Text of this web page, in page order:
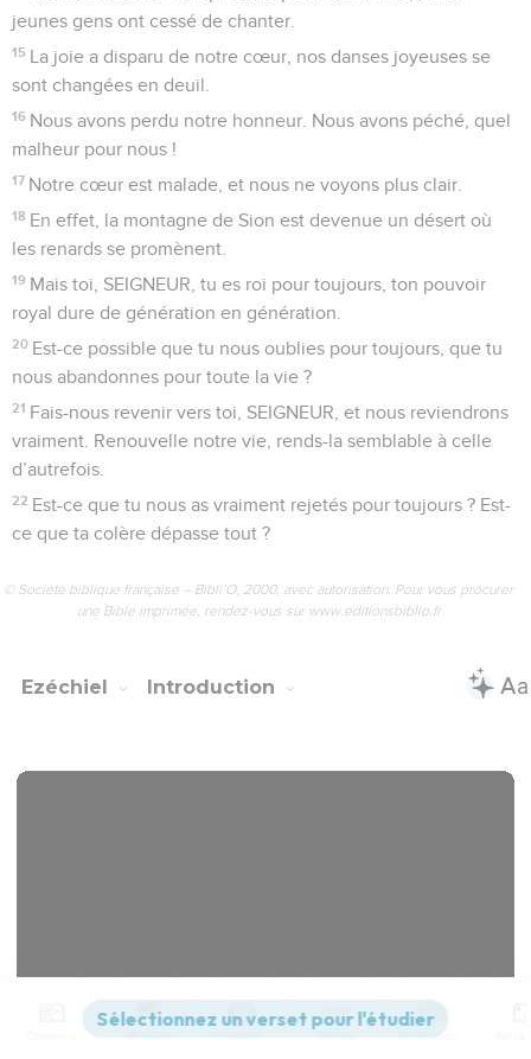
jeunes gens ont cessé de chanter.
15 La joie a disparu de notre cœur, nos danses joyeuses se
sont changées en deuil.
16 Nous avons perdu notre honneur. Nous avons péché, quel
malheur pour nous !
17 Notre cœur est malade, et nous ne voyons plus clair.
18 En effet, la montagne de Sion est devenue un désert où
les renards se promènent.
19 Mais toi, SEIGNEUR, tu es roi pour toujours, ton pouvoir
royal dure de génération en génération.
20 Est-ce possible que tu nous oublies pour toujours, que tu
nous abandonnes pour toute la vie ?
21 Fais-nous revenir vers toi, SEIGNEUR, et nous reviendrons
vraiment. Renouvelle notre vie, rends-la semblable à celle
d’autrefois.
22 Est-ce que tu nous as vraiment rejetés pour toujours ? Est-
ce que ta colère dépasse tout ?
© Société biblique française – Bibli’O, 2000, avec autorisation. Pour vous procurer
une Bible imprimée, rendez-vous sur www.editionsbiblio.fr
Ezéchiel Introduction
Versions Commentaires Strong